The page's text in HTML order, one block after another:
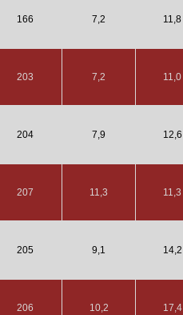
166 7,2 11,8
203 7,2 11,0
204 7,9 12,6
207 11,3 11,3
205 9,1 14,2
206 10,2 17,4